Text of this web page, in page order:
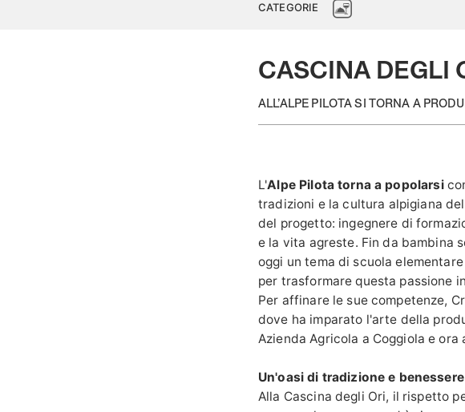
CATEGORIE
CASCINA DEGLI
ALL’ALPE PILOTA SI TORNA A
L'Alpe Pilota torna a popolarsi
tradizioni e la cultura alpigiana
del progetto: ingegnere di
e la vita agreste. Fin da bambina
oggi un tema di scuola
per trasformare questa passione
Per affinare le sue competenze,
dove ha imparato l'arte della
Azienda Agricola a Coggiola e ora
Un'oasi di tradizione e benessere
Alla Cascina degli Ori, il rispetto